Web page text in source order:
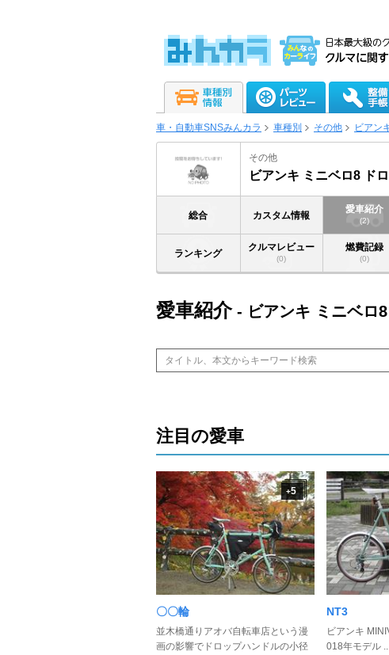
車・自動車SNSみんカラ 車種別 その他 ビアン
その他
ビアンキ ミニベロ8 ド
総合 カスタム情報
愛車紹介
(2)
ランキング
クルマレビュー
(0)
燃費記録
(0)
愛車紹介- ビアンキ ミニベロ
注目の愛車
+5
〇〇輪
並木橋通りアオバ自転車店という漫
画の影響でドロップハンドルの小径
NT3
ビアンキ
018年モデル